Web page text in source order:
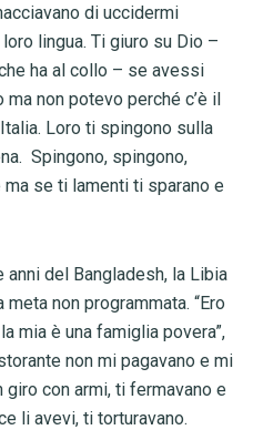
di uccidermi
lingua. Ti giuro su Dio –
ha al collo – se avessi
non potevo perché c’è il
Loro ti spingono sulla
Spingono, spingono,
se ti lamenti ti sparano e
del Bangladesh, la Libia
meta non programmata. “Ero
mia è una famiglia povera”,
non mi pagavano e mi
giro con armi, ti fermavano e
li avevi, ti torturavano.